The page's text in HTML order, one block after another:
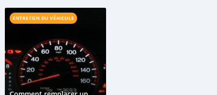
ENTRETIEN DU VÉHICULE